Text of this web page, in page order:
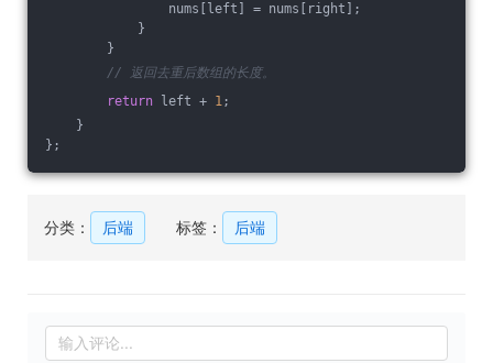
nums[left] = nums[right];
}
}
// 返回去重后数组的长度。
return left + 1;
}
};
分类： 后端 标签： 后端